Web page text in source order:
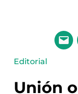
Editorial
Unión